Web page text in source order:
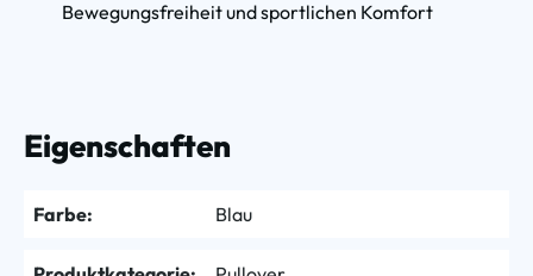
Bewegungsfreiheit und sportlichen Komfort
Eigenschaften
Farbe: Blau